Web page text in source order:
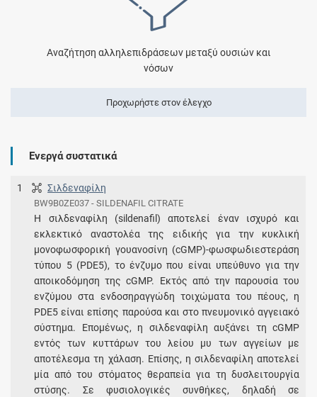
Αναζήτηση αλληλεπιδράσεων μεταξύ ουσιών και
νόσων
Προχωρήστε στον έλεγχο
Ενεργά συστατικά
1 Σιλδεναφίλη
BW9B0ZE037 - SILDENAFIL CITRATE
Η σιλδεναφίλη (sildenafil) αποτελεί έναν ισχυρό και
εκλεκτικό αναστολέα της ειδικής για την κυκλική
μονοφωσφορική γουανοσίνη (cGMP)-φωσφωδιεστεράση
τύπου 5 (PDE5), το ένζυμο που είναι υπεύθυνο για την
αποικοδόμηση της cGMP. Εκτός από την παρουσία του
ενζύμου στα ενδοσηραγγώδη τοιχώματα του πέους, η
PDE5 είναι επίσης παρούσα και στο πνευμονικό αγγειακό
σύστημα. Επομένως, η σιλδεναφίλη αυξάνει τη cGMP
εντός των κυττάρων του λείου μυ των αγγείων με
αποτέλεσμα τη χάλαση. Επίσης, η σιλδεναφίλη αποτελεί
μία από του στόματος θεραπεία για τη δυσλειτουργία
στύσης. Σε φυσιολογικές συνθήκες, δηλαδή σε